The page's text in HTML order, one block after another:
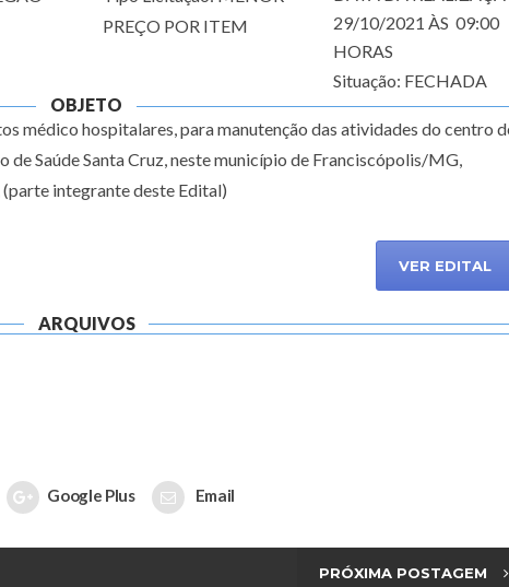
PREÇO POR ITEM
29/10/2021 ÀS 09:00
HORAS
Situação: FECHADA
OBJETO
médico hospitalares, para manutenção das atividades do centro
Saúde Santa Cruz, neste município de Franciscópolis/MG,
integrante deste Edital)
VER EDITAL
ARQUIVOS
Google Plus Email
PRÓXIMA POSTAGEM